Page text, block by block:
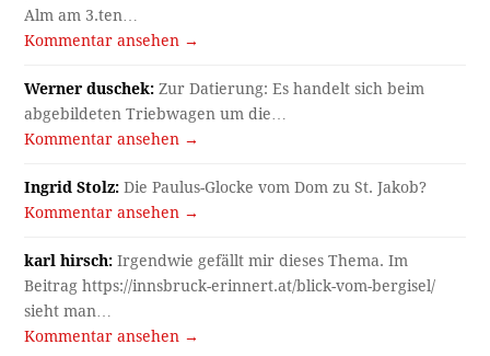
Alm am 3.ten…
Kommentar ansehen →
Werner duschek: Zur Datierung: Es handelt sich beim
abgebildeten Triebwagen um die…
Kommentar ansehen →
Ingrid Stolz: Die Paulus-Glocke vom Dom zu St. Jakob?
Kommentar ansehen →
karl hirsch: Irgendwie gefällt mir dieses Thema. Im
Beitrag https://innsbruck-erinnert.at/blick-vom-bergisel/
sieht man…
Kommentar ansehen →